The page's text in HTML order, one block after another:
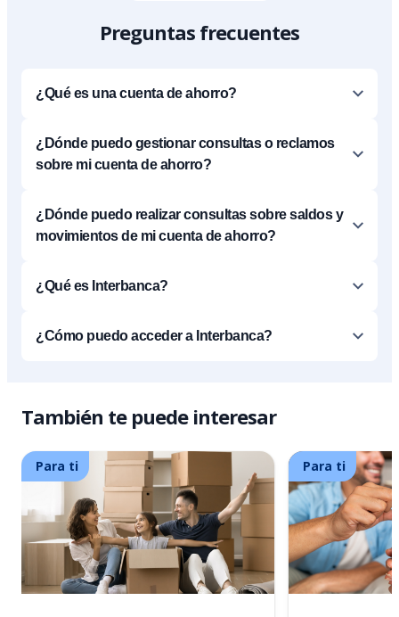
Preguntas frecuentes
¿Qué es una cuenta de ahorro?
¿Dónde puedo gestionar consultas o reclamos
sobre mi cuenta de ahorro?
¿Dónde puedo realizar consultas sobre saldos y
movimientos de mi cuenta de ahorro?
¿Qué es Interbanca?
¿Cómo puedo acceder a Interbanca?
También te puede interesar
Para ti Para ti